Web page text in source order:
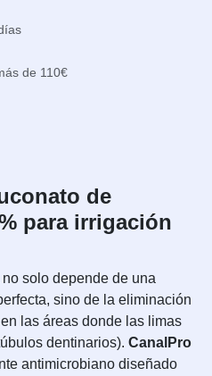
de 110€
de
para irrigación
solo depende de una
sino de la eliminación
las áreas donde las limas
dentinarios). CanalPro
antimicrobiano diseñado